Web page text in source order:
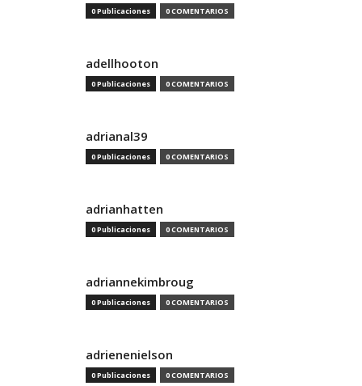
0 Publicaciones 0 COMENTARIOS
adellhooton
0 Publicaciones 0 COMENTARIOS
adrianal39
0 Publicaciones 0 COMENTARIOS
adrianhatten
0 Publicaciones 0 COMENTARIOS
adriannekimbroug
0 Publicaciones 0 COMENTARIOS
adrienenielson
0 Publicaciones 0 COMENTARIOS